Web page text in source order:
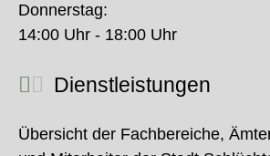
Donnerstag:
14:00 Uhr - 18:00 Uhr
Dienstleistungen
Übersicht der Fachbereiche,